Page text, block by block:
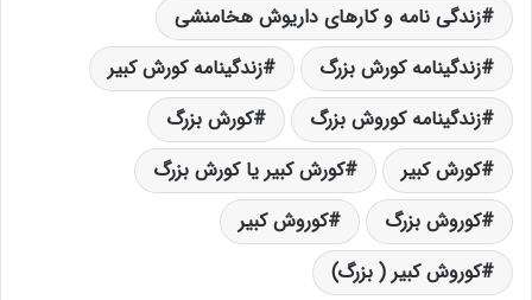
زندگی نامه و کارهای داریوش هخامنشی
زندگینامه کورش بزرگ
زندگینامه کورش کبیر
زندگینامه کوروش بزرگ
کورش بزرگ
کورش کبیر
کورش کبیر یا کورش بزرگ
کوروش بزرگ
کوروش کبیر
کوروش کبیر ( بزرگ)